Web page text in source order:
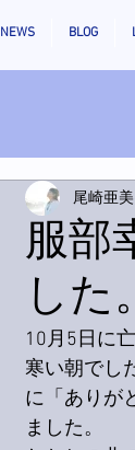
NEWS BLOG
服部
した。
尾崎亜美
10月5日に
寒い朝でし
に「ありが
ました。